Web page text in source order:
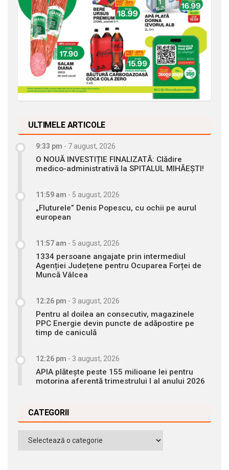
ULTIMELE ARTICOLE
9:33 pm - 7 august, 2026
O NOUĂ INVESTIȚIE FINALIZATĂ: Clădire
medico-administrativă la SPITALUL MIHĂEȘTI!
11:59 am - 5 august, 2026
„Fluturele” Denis Popescu, cu ochii pe aurul
european
11:57 am - 5 august, 2026
1334 persoane angajate prin intermediul
Agenției Județene pentru Ocuparea Forței de
Muncă Vâlcea
12:26 pm - 3 august, 2026
Pentru al doilea an consecutiv, magazinele
PPC Energie devin puncte de adăpostire pe
timp de caniculă
12:26 pm - 3 august, 2026
APIA plătește peste 155 milioane lei pentru
motorina aferentă trimestrului I al anului 2026
CATEGORII
Categorii